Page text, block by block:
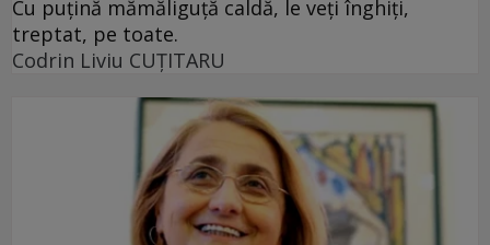
Cu puţină mămăliguţă caldă, le veţi înghiţi,
treptat, pe toate.
Codrin Liviu CUŢITARU